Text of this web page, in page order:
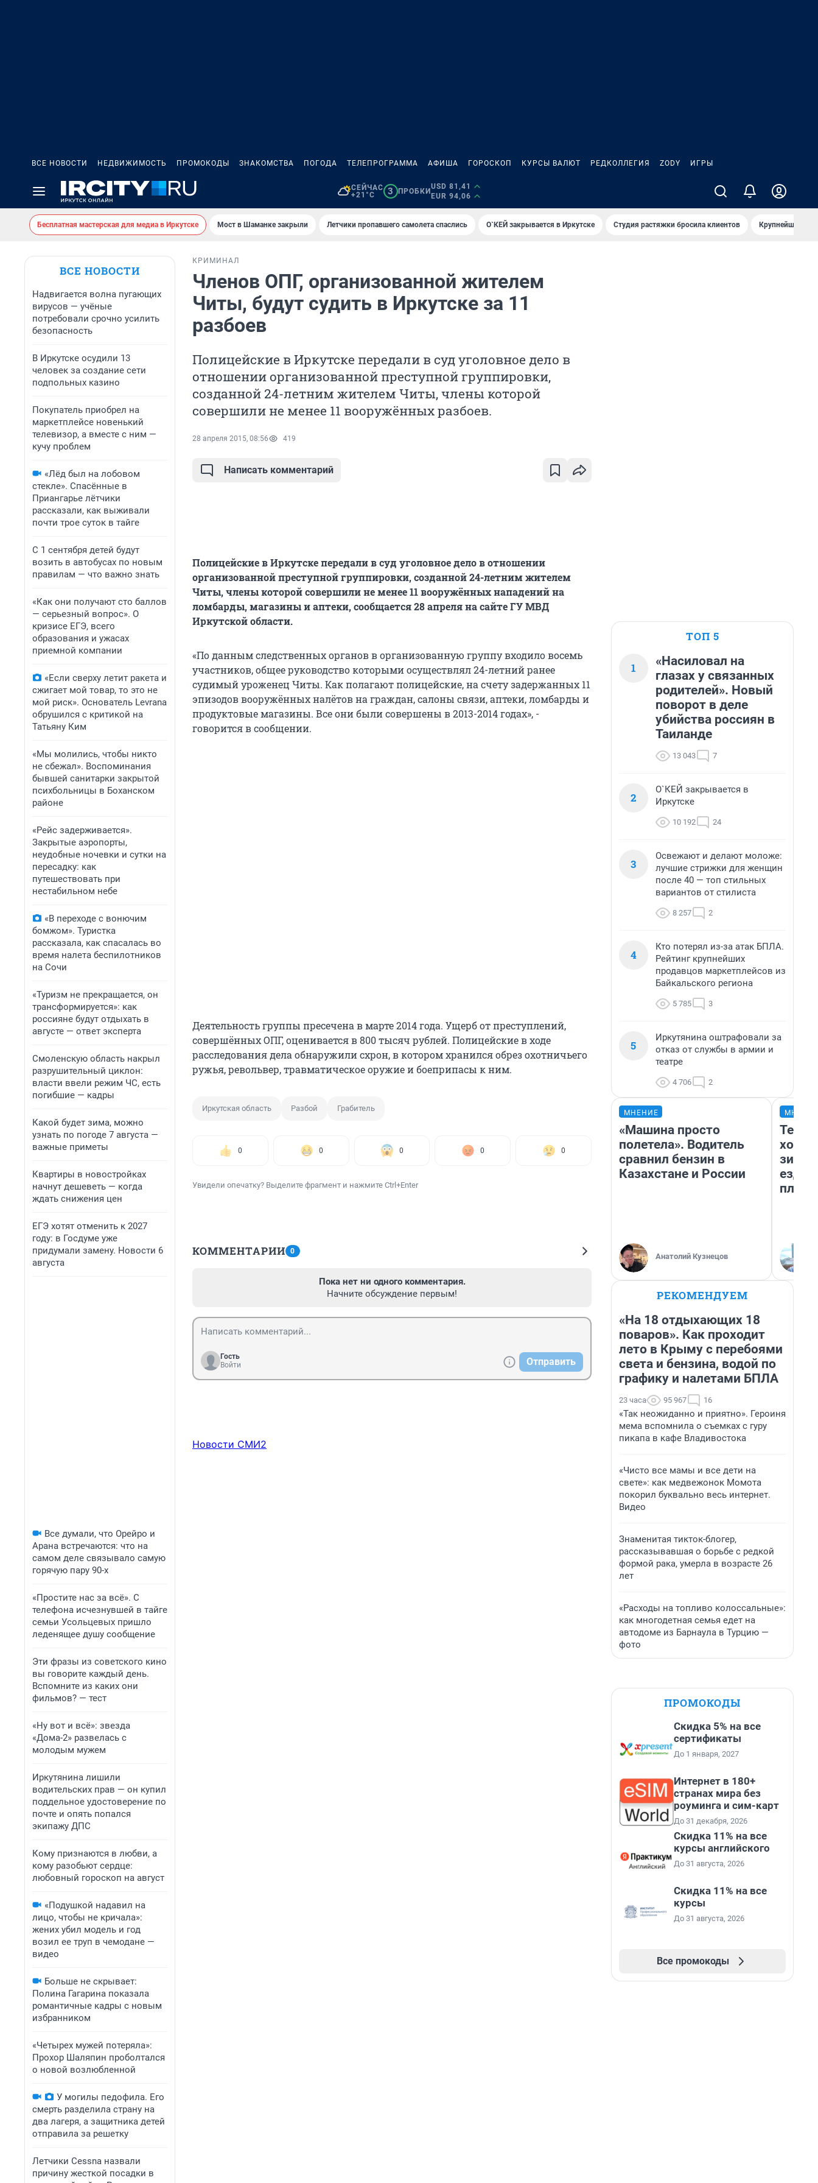
ВСЕ НОВОСТИ НЕДВИЖИМОСТЬ ПРОМОКОДЫ ЗНАКОМСТВА ПОГОДА ТЕЛЕПРОГРАММА АФИША ГОРОСКОП КУРСЫ ВАЛЮТ РЕДКОЛЛЕГИЯ ZODY ИГРЫ
СЕЙЧАС
+21°C
3 ПРОБКИ
USD 81,41
EUR 94,06
Бесплатная мастерская для медиа в Иркутске Мост в Шаманке закрыли Летчики пропавшего самолета спаслись О`КЕЙ закрывается в Иркутске Студия растяжки бросила клиентов Крупнейшие
ВСЕ НОВОСТИ
Надвигается волна пугающих
вирусов — учёные
потребовали срочно усилить
безопасность
В Иркутске осудили 13
человек за создание сети
подпольных казино
Покупатель приобрел на
маркетплейсе новенький
телевизор, а вместе с ним —
кучу проблем
«Лёд был на лобовом
стекле». Спасённые в
Приангарье лётчики
рассказали, как выживали
почти трое суток в тайге
С 1 сентября детей будут
возить в автобусах по новым
правилам — что важно знать
«Как они получают сто баллов
— серьезный вопрос». О
кризисе ЕГЭ, всего
образования и ужасах
приемной компании
«Если сверху летит ракета и
сжигает мой товар, то это не
мой риск». Основатель Levrana
обрушился с критикой на
Татьяну Ким
«Мы молились, чтобы никто
не сбежал». Воспоминания
бывшей санитарки закрытой
психбольницы в Боханском
районе
«Рейс задерживается».
Закрытые аэропорты,
неудобные ночевки и сутки на
пересадку: как
путешествовать при
нестабильном небе
«В переходе с вонючим
бомжом». Туристка
рассказала, как спасалась во
время налета беспилотников
на Сочи
«Туризм не прекращается, он
трансформируется»: как
россияне будут отдыхать в
августе — ответ эксперта
Смоленскую область накрыл
разрушительный циклон:
власти ввели режим ЧС, есть
погибшие — кадры
Какой будет зима, можно
узнать по погоде 7 августа —
важные приметы
Квартиры в новостройках
начнут дешеветь — когда
ждать снижения цен
ЕГЭ хотят отменить к 2027
году: в Госдуме уже
придумали замену. Новости 6
августа
Все думали, что Орейро и
Арана встречаются: что на
самом деле связывало самую
горячую пару 90-х
«Простите нас за всё». С
телефона исчезнувшей в тайге
семьи Усольцевых пришло
леденящее душу сообщение
Эти фразы из советского кино
вы говорите каждый день.
Вспомните из каких они
фильмов? — тест
«Ну вот и всё»: звезда
«Дома-2» развелась с
молодым мужем
Иркутянина лишили
водительских прав — он купил
поддельное удостоверение по
почте и опять попался
экипажу ДПС
Кому признаются в любви, а
кому разобьют сердце:
любовный гороскоп на август
«Подушкой надавил на
лицо, чтобы не кричала»:
жених убил модель и год
возил ее труп в чемодане —
видео
Больше не скрывает:
Полина Гагарина показала
романтичные кадры с новым
избранником
«Четырех мужей потеряла»:
Прохор Шаляпин проболтался
о новой возлюбленной
У могилы педофила. Его
смерть разделила страну на
два лагеря, а защитника детей
отправила за решетку
Летчики Cessna назвали
причину жесткой посадки в
КРИМИНАЛ
Членов ОПГ, организованной жителем
Читы, будут судить в Иркутске за 11
разбоев
Полицейские в Иркутске передали в суд уголовное дело в
отношении организованной преступной группировки,
созданной 24-летним жителем Читы, члены которой
совершили не менее 11 вооружённых разбоев.
28 апреля 2015, 08:56 419
Написать комментарий
Полицейские в Иркутске передали в суд уголовное дело в отношении
организованной преступной группировки, созданной 24-летним жителем
Читы, члены которой совершили не менее 11 вооружённых нападений на
ломбарды, магазины и аптеки, сообщается 28 апреля на сайте ГУ МВД
Иркутской области.
«По данным следственных органов в организованную группу входило восемь
участников, общее руководство которыми осуществлял 24-летний ранее
судимый уроженец Читы. Как полагают полицейские, на счету задержанных 11
эпизодов вооружённых налётов на граждан, салоны связи, аптеки, ломбарды и
продуктовые магазины. Все они были совершены в 2013-2014 годах», -
говорится в сообщении.
Деятельность группы пресечена в марте 2014 года. Ущерб от преступлений,
совершённых ОПГ, оценивается в 800 тысяч рублей. Полицейские в ходе
расследования дела обнаружили схрон, в котором хранился обрез охотничьего
ружья, револьвер, травматическое оружие и боеприпасы к ним.
Иркутская область Разбой Грабитель
0 0 0 0 0
Увидели опечатку? Выделите фрагмент и нажмите Ctrl+Enter
КОММЕНТАРИИ 0
Пока нет ни одного комментария.
Начните обсуждение первым!
Гость
Войти
Отправить
Новости СМИ2
ТОП 5
1
«Насиловал на
глазах у связанных
родителей». Новый
поворот в деле
убийства россиян в
Таиланде
13 043 7
2
О`КЕЙ закрывается в
Иркутске
10 192 24
3
Освежают и делают моложе:
лучшие стрижки для женщин
после 40 — топ стильных
вариантов от стилиста
8 257 2
4
Кто потерял из-за атак БПЛА.
Рейтинг крупнейших
продавцов маркетплейсов из
Байкальского региона
5 785 3
5
Иркутянина оштрафовали за
отказ от службы в армии и
театре
4 706 2
МНЕНИЕ
«Машина просто
полетела». Водитель
сравнил бензин в
Казахстане и России
Анатолий Кузнецов
ездит
РЕКОМЕНДУЕМ
«На 18 отдыхающих 18
поваров». Как проходит
лето в Крыму с перебоями
света и бензина, водой по
графику и налетами БПЛА
23 часа 95 967 16
«Так неожиданно и приятно». Героиня
мема вспомнила о съемках с гуру
пикапа в кафе Владивостока
«Чисто все мамы и все дети на
свете»: как медвежонок Момота
покорил буквально весь интернет.
Видео
Знаменитая тикток-блогер,
рассказывавшая о борьбе с редкой
формой рака, умерла в возрасте 26
лет
«Расходы на топливо колоссальные»:
как многодетная семья едет на
автодоме из Барнаула в Турцию —
фото
ПРОМОКОДЫ
Скидка 5% на все
сертификаты
До 1 января, 2027
Интернет в 180+
странах мира без
роуминга и сим-карт
До 31 декабря, 2026
Скидка 11% на все
курсы английского
До 31 августа, 2026
Скидка 11% на все
курсы
До 31 августа, 2026
Все промокоды